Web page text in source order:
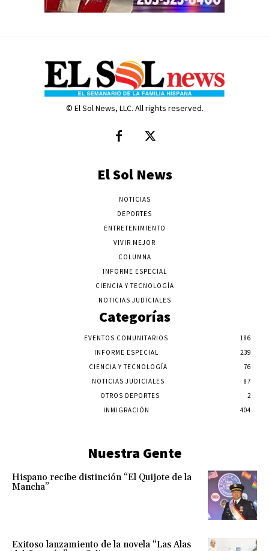
© El Sol News, LLC. All rights reserved.
El Sol News
NOTICIAS
DEPORTES
ENTRETENIMIENTO
VIVIR MEJOR
COLUMNA
INFORME ESPECIAL
CIENCIA Y TECNOLOGÍA
NOTICIAS JUDICIALES
Categorías
EVENTOS COMUNITARIOS
186
INFORME ESPECIAL
239
CIENCIA Y TECNOLOGÍA
76
NOTICIAS JUDICIALES
87
OTROS DEPORTES
2
INMIGRACIÓN
404
Nuestra Gente
Hispano recibe distinción “El Quijote de la
Mancha”
Exitoso lanzamiento de la novela “Las Alas